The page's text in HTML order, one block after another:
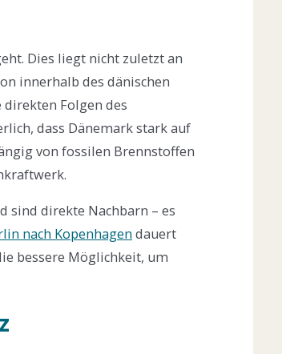
Dies liegt nicht zuletzt an
innerhalb des dänischen
Folgen des
dass Dänemark stark auf
von fossilen Brennstoffen
sind direkte Nachbarn – es
nach Kopenhagendauert
bessere Möglichkeit, um